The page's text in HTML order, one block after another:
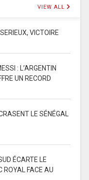
VIEW ALL
VICTOIRE
: L’ARGENTIN
UN RECORD
LE SÉNÉGAL
ÉCARTE LE
ROYAL FACE AU